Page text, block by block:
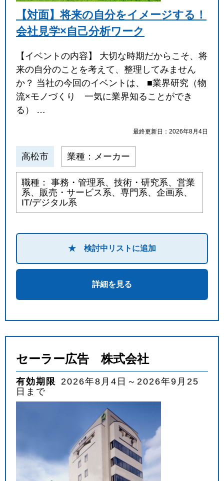
【対面】将来の自分をイメージする！
会社見学×自己分析ワーク
【イベントの内容】 大切な時期だからこそ、将
来の自分のことを考えて、整理してみません
か？ 当社の今回のイベントは、 ■業界研究（物
流×モノづくり 一気に業界知ることができ
る） …
最終更新日：2026年8月4日
高松市 業種：メーカー
職種： 事務・管理系、技術・研究系、営業
系、販売・サービス系、専門系、企画系、
IT/デジタル系
★ 検討中リストに追加
詳細を見る
セーラー広告 株式会社
有効期限 2026年8月4日～2026年9月25
日まで